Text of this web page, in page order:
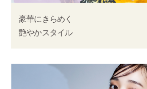
豪華にきらめく
艶やかスタイル